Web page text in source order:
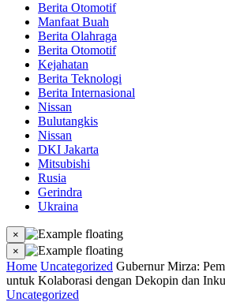
Berita Otomotif
Manfaat Buah
Berita Olahraga
Berita Otomotif
Kejahatan
Berita Teknologi
Berita Internasional
Nissan
Bulutangkis
Nissan
DKI Jakarta
Mitsubishi
Rusia
Gerindra
Ukraina
×
×
Home Uncategorized Gubernur Mirza:
untuk Kolaborasi dengan Dekopin dan
Uncategorized